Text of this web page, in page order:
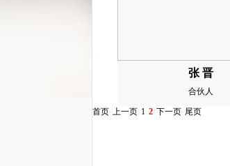
张 晋
合伙人
首页 上一页 1 2 下一页 尾页